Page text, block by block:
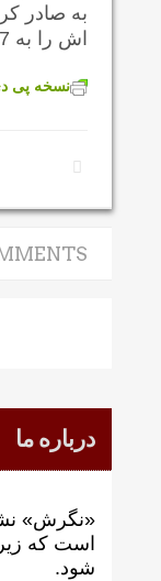
به صادر
اش را به 7 ماه در 2007 کاهش داد.
نسخه پی
درباره ما
«نگرش»
است که
شود.